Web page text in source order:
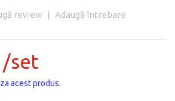
review | Adaugă întrebare
45.50 Lei /set
acest produs.